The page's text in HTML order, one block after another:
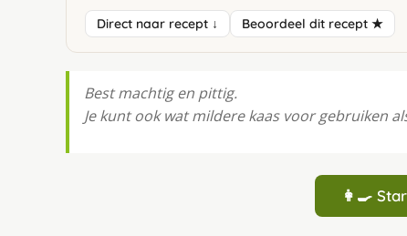
Direct naar recept ↓ Beoordeel dit recept ★
Best machtig en pittig.
Je kunt ook wat mildere kaas voor gebruiken
👩‍🍳